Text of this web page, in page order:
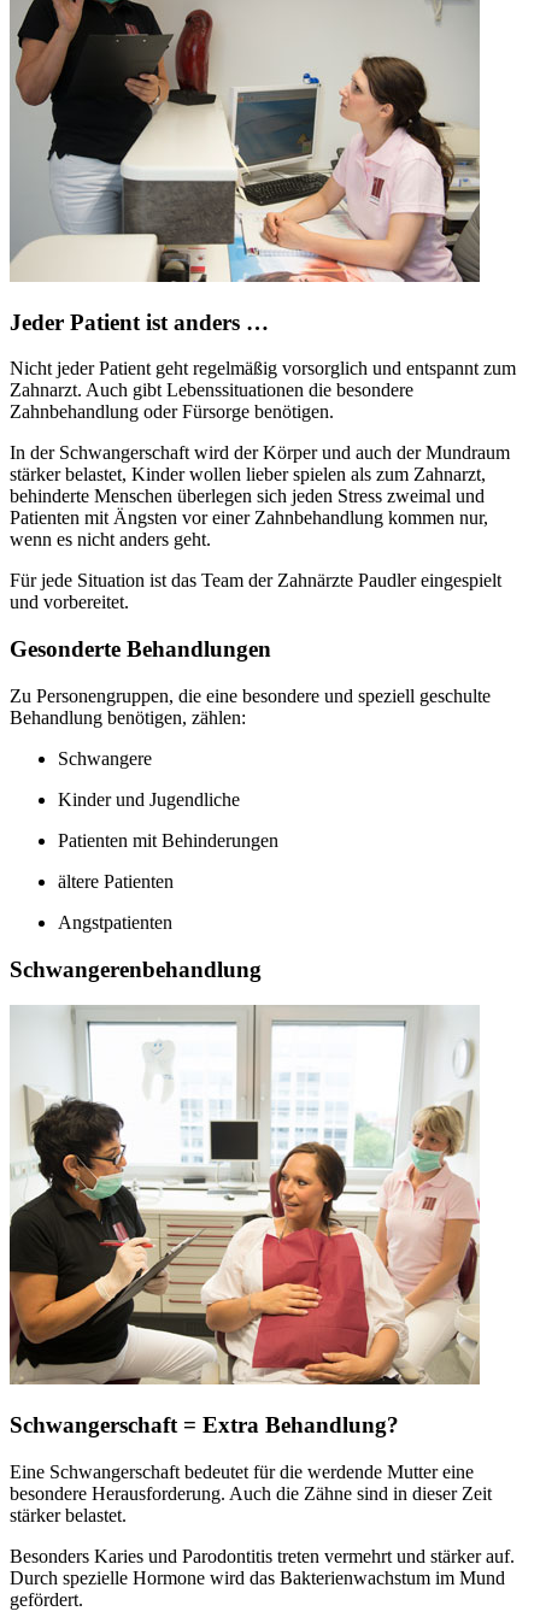
Jeder Patient ist anders …
Nicht jeder Patient geht regelmäßig vorsorglich und entspannt zum
Zahnarzt. Auch gibt Lebenssituationen die besondere
Zahnbehandlung oder Fürsorge benötigen.
In der Schwangerschaft wird der Körper und auch der Mundraum
stärker belastet, Kinder wollen lieber spielen als zum Zahnarzt,
behinderte Menschen überlegen sich jeden Stress zweimal und
Patienten mit Ängsten vor einer Zahnbehandlung kommen nur,
wenn es nicht anders geht.
Für jede Situation ist das Team der Zahnärzte Paudler eingespielt
und vorbereitet.
Gesonderte Behandlungen
Zu Personengruppen, die eine besondere und speziell geschulte
Behandlung benötigen, zählen:
Schwangere
Kinder und Jugendliche
Patienten mit Behinderungen
ältere Patienten
Angstpatienten
Schwangerenbehandlung
Schwangerschaft = Extra Behandlung?
Eine Schwangerschaft bedeutet für die werdende Mutter eine
besondere Herausforderung. Auch die Zähne sind in dieser Zeit
stärker belastet.
Besonders Karies und Parodontitis treten vermehrt und stärker auf.
Durch spezielle Hormone wird das Bakterienwachstum im Mund
gefördert.